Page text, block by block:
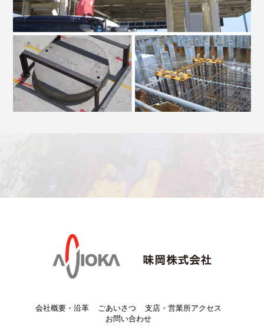
会社概要・沿革 ごあいさつ
支店・営業所アクセス
お問い合わせ